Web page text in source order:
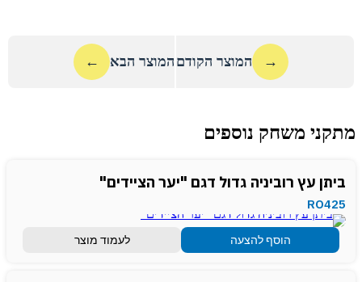
→ המוצר הקודם המוצר הבא ←
מתקני משחק נוספים
ביתן עץ רוביניה גדול דגם "יער הציידים"
RO425
הוסף להצעה לעמוד מוצר